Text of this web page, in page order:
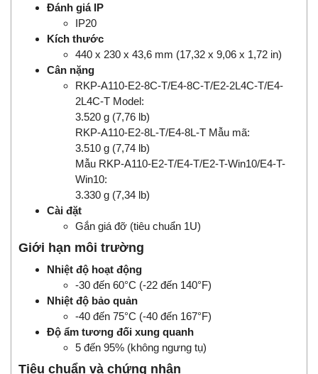
Đánh giá IP
IP20
Kích thước
440 x 230 x 43,6 mm (17,32 x 9,06 x 1,72 in)
Cân nặng
RKP-A110-E2-8C-T/E4-8C-T/E2-2L4C-T/E4-
2L4C-T Model:
3.520 g (7,76 lb)
RKP-A110-E2-8L-T/E4-8L-T Mẫu mã:
3.510 g (7,74 lb)
Mẫu RKP-A110-E2-T/E4-T/E2-T-Win10/E4-T-
Win10:
3.330 g (7,34 lb)
Cài đặt
Gắn giá đỡ (tiêu chuẩn 1U)
Giới hạn môi trường
Nhiệt độ hoạt động
-30 đến 60°C (-22 đến 140°F)
Nhiệt độ bảo quản
-40 đến 75°C (-40 đến 167°F)
Độ ẩm tương đối xung quanh
5 đến 95% (không ngưng tụ)
Tiêu chuẩn và chứng nhận